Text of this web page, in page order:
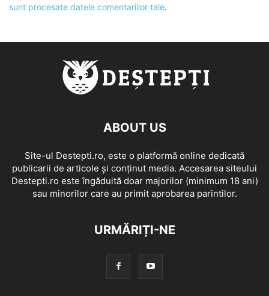
sunt procesate datele comentariilor tale.
ABOUT US
Site-ul Destepti.ro, este o platformă online dedicată
publicarii de articole și conținut media. Accesarea siteului
Destepti.ro este îngăduită doar majorilor (minimum 18 ani)
sau minorilor care au primit aprobarea parintilor.
URMĂRIȚI-NE